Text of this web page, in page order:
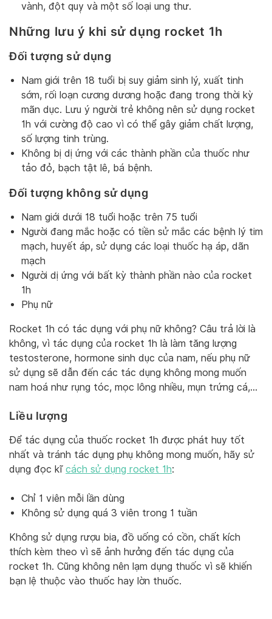
vành, đột quỵ và một số loại ung thư.
Những lưu ý khi sử dụng rocket 1h
Đối tượng sử dụng
Nam giới trên 18 tuổi bị suy giảm sinh lý, xuất tinh
sớm, rối loạn cương dương hoặc đang trong thời kỳ
mãn dục. Lưu ý người trẻ không nên sử dụng rocket
1h với cường độ cao vì có thể gây giảm chất lượng,
số lượng tinh trùng.
Không bị dị ứng với các thành phần của thuốc như
tảo đỏ, bạch tật lê, bá bệnh.
Đối tượng không sử dụng
Nam giới dưới 18 tuổi hoặc trên 75 tuổi
Người đang mắc hoặc có tiền sử mắc các bệnh lý tim
mạch, huyết áp, sử dụng các loại thuốc hạ áp, dãn
mạch
Người dị ứng với bất kỳ thành phần nào của rocket
1h
Phụ nữ
Rocket 1h có tác dụng với phụ nữ không? Câu trả lời là
không, vì tác dụng của rocket 1h là làm tăng lượng
testosterone, hormone sinh dục của nam, nếu phụ nữ
sử dụng sẽ dẫn đến các tác dụng không mong muốn
nam hoá như rụng tóc, mọc lông nhiều, mụn trứng cá,…
Liều lượng
Để tác dụng của thuốc rocket 1h được phát huy tốt
nhất và tránh tác dụng phụ không mong muốn, hãy sử
dụng đọc kĩ cách sử dụng rocket 1h:
Chỉ 1 viên mỗi lần dùng
Không sử dụng quá 3 viên trong 1 tuần
Không sử dụng rượu bia, đồ uống có cồn, chất kích
thích kèm theo vì sẽ ảnh hưởng đến tác dụng của
rocket 1h. Cũng không nên lạm dụng thuốc vì sẽ khiến
bạn lệ thuộc vào thuốc hay lờn thuốc.